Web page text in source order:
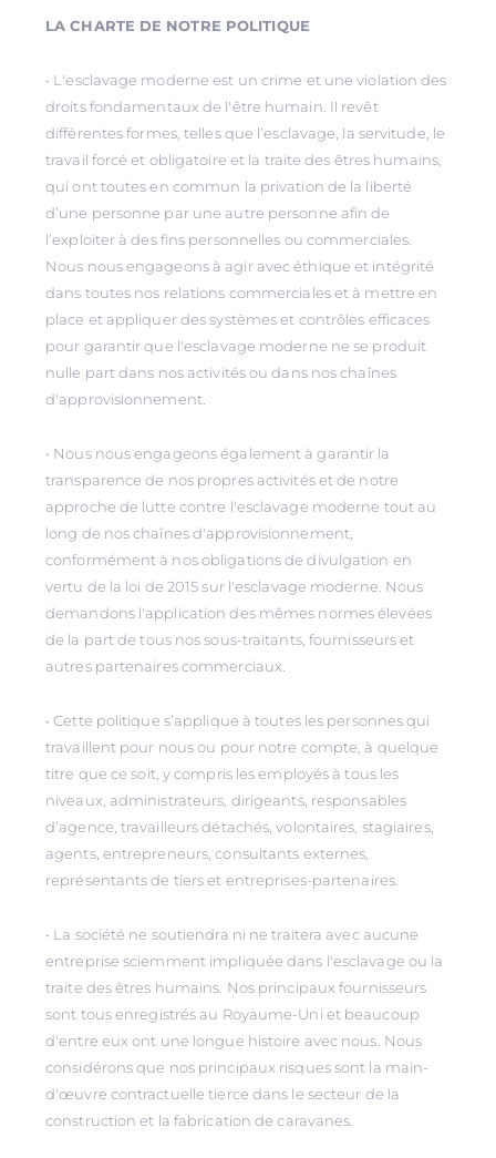
LA CHARTE DE NOTRE POLITIQUE
• L'esclavage moderne est un crime et une violation des
droits fondamentaux de l'être humain. Il revêt
différentes formes, telles que l’esclavage, la servitude, le
travail forcé et obligatoire et la traite des êtres humains,
qui ont toutes en commun la privation de la liberté
d’une personne par une autre personne afin de
l’exploiter à des fins personnelles ou commerciales.
Nous nous engageons à agir avec éthique et intégrité
dans toutes nos relations commerciales et à mettre en
place et appliquer des systèmes et contrôles efficaces
pour garantir que l'esclavage moderne ne se produit
nulle part dans nos activités ou dans nos chaînes
d'approvisionnement.
• Nous nous engageons également à garantir la
transparence de nos propres activités et de notre
approche de lutte contre l'esclavage moderne tout au
long de nos chaînes d'approvisionnement,
conformément à nos obligations de divulgation en
vertu de la loi de 2015 sur l'esclavage moderne. Nous
demandons l'application des mêmes normes élevées
de la part de tous nos sous-traitants, fournisseurs et
autres partenaires commerciaux.
• Cette politique s’applique à toutes les personnes qui
travaillent pour nous ou pour notre compte, à quelque
titre que ce soit, y compris les employés à tous les
niveaux, administrateurs, dirigeants, responsables
d’agence, travailleurs détachés, volontaires, stagiaires,
agents, entrepreneurs, consultants externes,
représentants de tiers et entreprises-partenaires.
• La société ne soutiendra ni ne traitera avec aucune
entreprise sciemment impliquée dans l'esclavage ou la
traite des êtres humains. Nos principaux fournisseurs
sont tous enregistrés au Royaume-Uni et beaucoup
d'entre eux ont une longue histoire avec nous. Nous
considérons que nos principaux risques sont la main-
d'œuvre contractuelle tierce dans le secteur de la
construction et la fabrication de caravanes.